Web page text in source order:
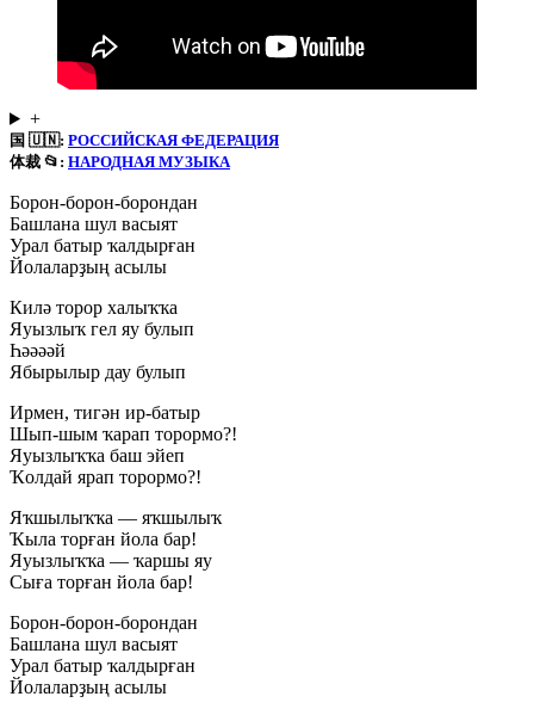
+
国 🇺🇳: РОССИЙСКАЯ ФЕДЕРАЦИЯ
体裁 📂: НАРОДНАЯ МУЗЫКА
Борон-борон-борондан
Башлана шул васыят
Урал батыр ҡалдырған
Йолаларҙың асылы
Килә торор халыҡҡа
Яуызлыҡ гел яу булып
Һәәәәй
Ябырылыр дау булып
Ирмен, тигән ир-батыр
Шып-шым ҡарап торормо?!
Яуызлыҡҡа баш эйеп
Ҡолдай ярап торормо?!
Яҡшылыҡҡа — яҡшылыҡ
Ҡыла торған йола бар!
Яуызлыҡҡа — ҡаршы яу
Сыға торған йола бар!
Борон-борон-борондан
Башлана шул васыят
Урал батыр ҡалдырған
Йолаларҙың асылы